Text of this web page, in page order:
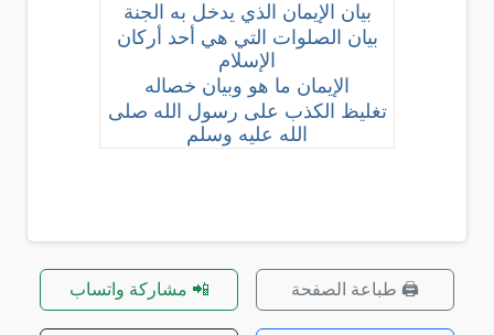
بيان الإيمان الذي يدخل به الجنة
بيان الصلوات التي هي أحد أركان
الإسلام
الإيمان ما هو وبيان خصاله
تغليظ الكذب على رسول الله صلى
الله عليه وسلم
🖨️ طباعة الصفحة 📲 مشاركة واتساب